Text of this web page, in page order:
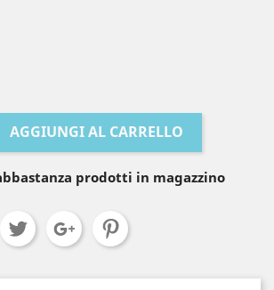
AGGIUNGI AL CARRELLO
prodotti in magazzino